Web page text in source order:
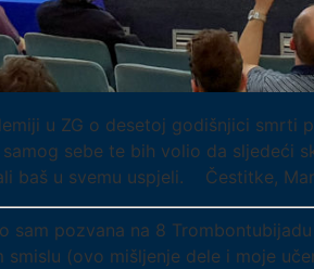
u ZG o desetoj godišnjici smrti
sebe te bih volio da sljedeći
baš u svemu uspjeli. Čestitke,
sam pozvana na 8
smislu (ovo mišljenje dele i moje